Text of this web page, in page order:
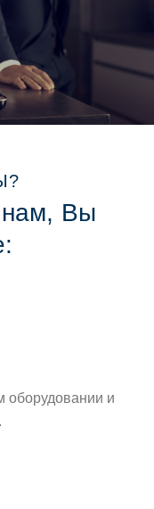
Вы
оборудовании и